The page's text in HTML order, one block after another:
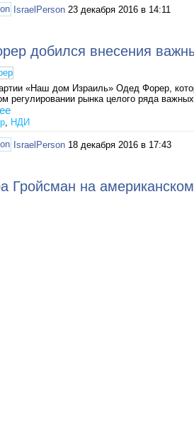
IsraelPerson 23 декабря 2016 в 14:11
добился внесения
«Наш дом Израиль» Одед Форер,
регулировании рынка целого ряда
, НДИ
IsraelPerson 18 декабря 2016 в 17:43
Гройсман на